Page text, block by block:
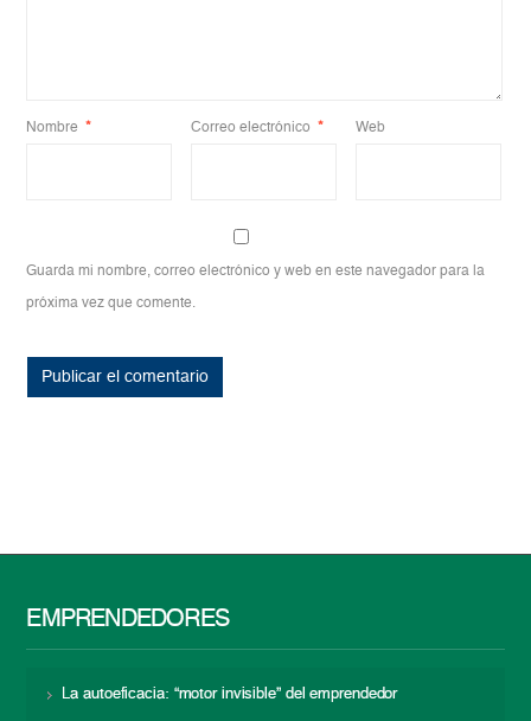
Nombre * Correo electrónico * Web
Guarda mi nombre, correo electrónico y web en este navegador para la
próxima vez que comente.
EMPRENDEDORES
La autoeficacia: “motor invisible” del emprendedor